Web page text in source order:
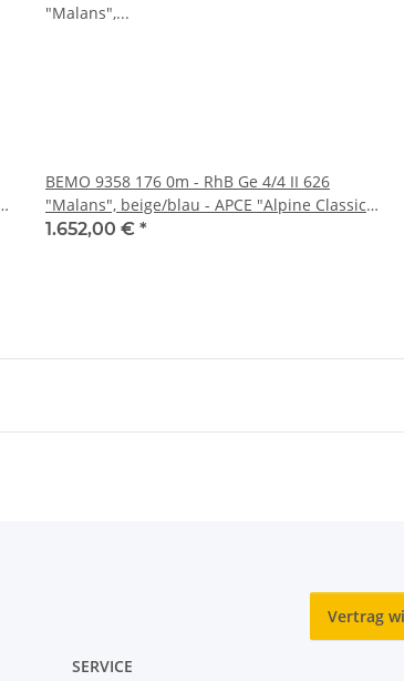
BEMO 9358 176 0m - RhB Ge 4/4 II 626
"Malans", beige/blau - APCE "Alpine Classic
Pullman Express" DIGITAL mit SOUND - Vbs
1.652,00 € *
Vertrag
SERVICE